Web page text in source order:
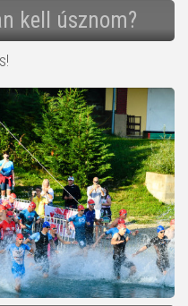
kell úsznom?